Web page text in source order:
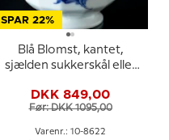
SPAR 22%
Blå Blomst, kantet,
sjælden sukkerskål eller
10/8622, Royal
Copenhagen
DKK 849,00
Før: DKK 1095,00
Varenr.: 10-8622